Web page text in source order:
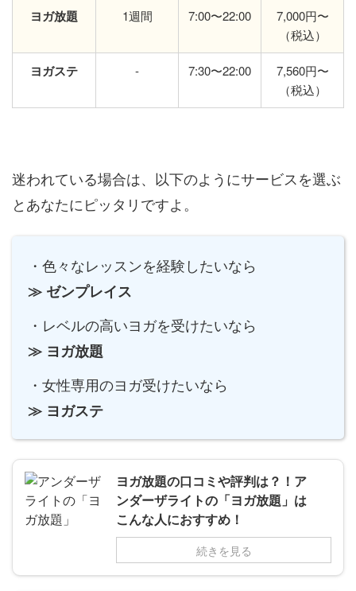
ヨガ放題 1週間 7:00〜22:00
7,000円〜
（税込）
ヨガステ - 7:30〜22:00
7,560円〜
（税込）
迷われている場合は、以下のようにサービスを選ぶ
とあなたにピッタリですよ。
・色々なレッスンを経験したいなら
≫ ゼンプレイス
・レベルの高いヨガを受けたいなら
≫ ヨガ放題
・女性専用のヨガ受けたいなら
≫ ヨガステ
ヨガ放題の口コミや評判は？！ア
ンダーザライトの「ヨガ放題」は
こんな人におすすめ！
続きを見る